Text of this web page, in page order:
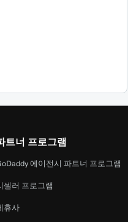
트너 프로그램
에이전시 파트너 프로그램
셀러 프로그램
휴사